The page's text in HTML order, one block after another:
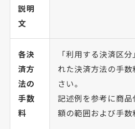
説明
文
各決
済方
法の
手数
料
「利用する決済区
れた決済方法の手
さい。
記述例を参考に商
額の範囲および手数